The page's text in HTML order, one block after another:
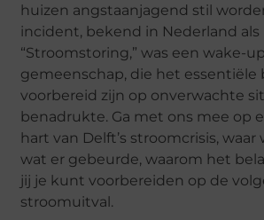
huizen angstaanjagend stil
incident, bekend in Nederland als
“Stroomstoring,” was een wake-
gemeenschap, die het essentiële
voorbereid zijn op onverwachte
benadrukte. Ga met ons mee op
hart van Delft’s stroomcrisis,
wat er gebeurde, waarom het
jij je kunt voorbereiden op de
stroomuitval.